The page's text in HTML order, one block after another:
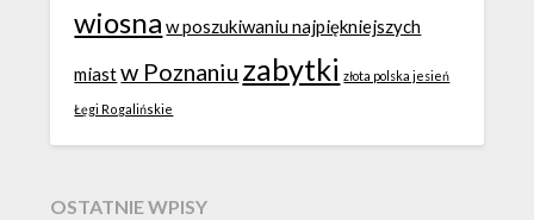
wiosna w poszukiwaniu najpiękniejszych
miastw Poznaniu zabytki złota polska jesień
Łęgi Rogalińskie
OSTATNIE WPISY